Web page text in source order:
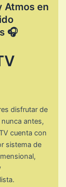
Atmos en
🎧
disfrutar de
antes,
cuenta con
sistema de